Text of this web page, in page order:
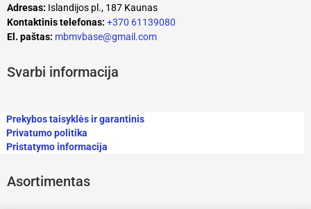
Adresas: Islandijos pl., 187 Kaunas
Kontaktinis telefonas: +370 61139080
El. paštas: mbmvbase@gmail.com
Svarbi informacija
Prekybos taisyklės ir garantinis
Privatumo politika
Pristatymo informacija
Asortimentas